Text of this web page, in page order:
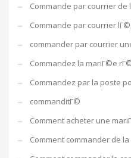
Commande par courrier de
Commande par courrier
commander par courrier
Commandez la mariГ©e
Commandez par la poste
commanditГ©
Comment acheter une
Comment commander de